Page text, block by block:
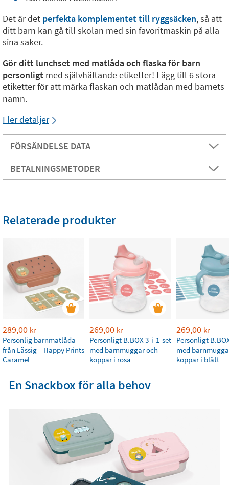
Det är det perfekta komplementet till ryggsäcken, så att
ditt barn kan gå till skolan med sin favoritmaskin på alla
sina saker.
Gör ditt lunchset med matlåda och flaska för barn
personligt med självhäftande etiketter! Lägg till 6 stora
etiketter för att märka flaskan och matlådan med barnets
namn.
Fler detaljer
FÖRSÄNDELSE DATA
BETALNINGSMETODER
Relaterade produkter
289,00 kr
Personlig barnmatlåda
från Lässig – Happy Prints
Caramel
269,00 kr
Personligt B.BOX 3-i-1-set
med barnmuggar och
koppar i rosa
269,00 kr
Personligt
med
koppar i blått
En Snackbox för alla behov